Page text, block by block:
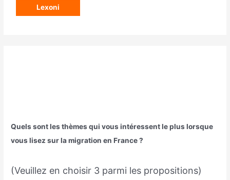
Lexoni
Quels sont les thèmes qui vous intéressent le plus lorsque
vous lisez sur la migration en France ?
(Veuillez en choisir 3 parmi les propositions)